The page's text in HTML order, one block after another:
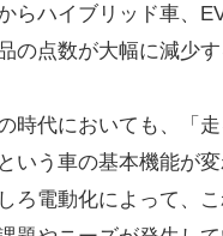
らハイブリッド車、
の点数が大幅に減少
時代においても、「
いう車の基本機能が
ろ電動化によって、